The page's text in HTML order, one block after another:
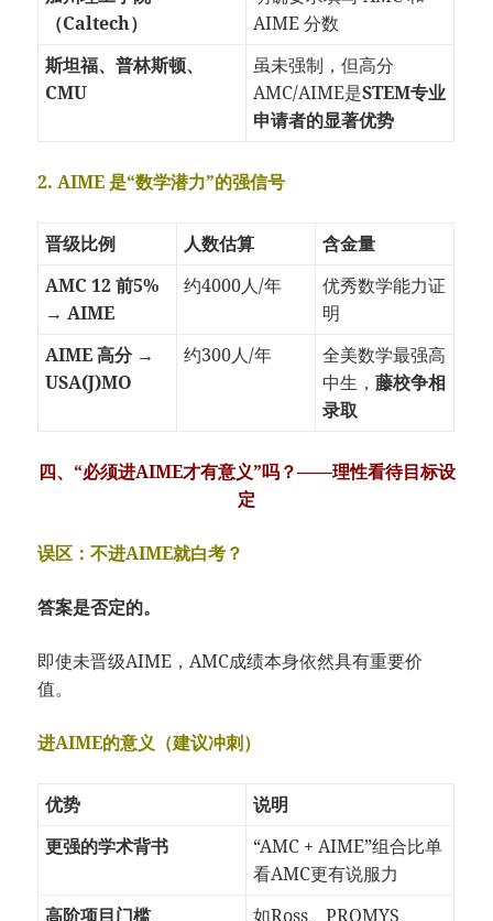
（Caltech）
AIME 分数
斯坦福、普林斯顿、
CMU
虽未强制，但高分
AMC/AIME是STEM专业
申请者的显著优势
2. AIME 是“数学潜力”的强信号
晋级比例 人数估算
含金量
AMC 12 前5%
→ AIME
约4000人/年
优秀数学能力证
明
AIME 高分 →
USA(J)MO
约300人/年
全美数学最强高
中生，藤校争相
录取
四、“必须进AIME才有意义”吗？——理性看待目标设
定
误区：不进AIME就白考？
答案是否定的。
即使未晋级AIME，AMC成绩本身依然具有重要价
值。
进AIME的意义（建议冲刺）
优势
说明
更强的学术背书
“AMC + AIME”组合比单
看AMC更有说服力
高阶项目门槛
如Ross、PROMYS、